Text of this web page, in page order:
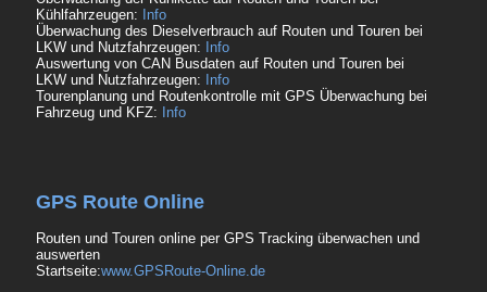
Kühlfahrzeugen:
Info
Überwachung des Dieselverbrauch auf Routen und Touren bei
LKW und Nutzfahrzeugen:
Info
Auswertung von CAN Busdaten auf Routen und Touren bei
LKW und Nutzfahrzeugen:
Info
Tourenplanung und Routenkontrolle mit GPS Überwachung bei
Fahrzeug und KFZ:
Info
GPS Route Online
Routen und Touren online per GPS Tracking überwachen und
auswerten
Startseite:www.GPSRoute-Online.de